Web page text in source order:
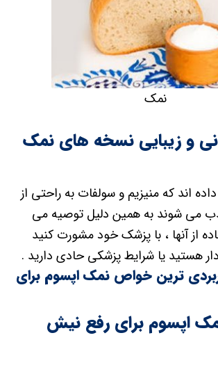
نمک
و زیبایی نسخه های نمک
اند که منیزیم و سولفات به راحتی از
می شوند به همین دلیل توصیه می
از آنها ، با پزشک خود مشورت کنید
هستید یا شرایط پزشکی حادی دارید .
ترین خواص نمک اپسوم برای
اپسوم برای رفع نیش